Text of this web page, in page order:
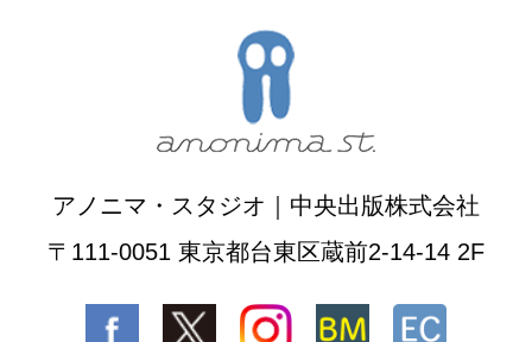
アノニマ・スタジオ｜中央出版株式会社
〒111-0051 東京都台東区蔵前2-14-14 2F